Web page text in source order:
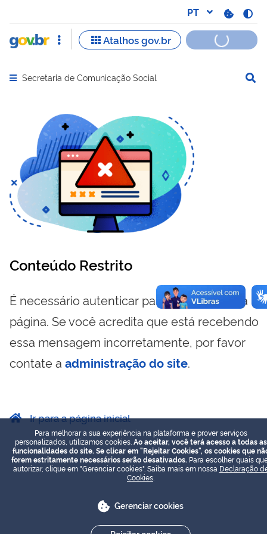
Abrir menu principal de navegação
Secretaria de Comunicação Social
Conteúdo Restrito
É necessário autenticar para visualizar essa
página. Se você acredita que está recebendo
essa mensagem incorretamente, por favor
contate a administração do site.
Ir para a página inicial
Para melhorar a sua experiência na plataforma e prover serviços
personalizados, utilizamos cookies. Ao aceitar, você terá acesso a todas as
funcionalidades do site. Se clicar em "Rejeitar Cookies", os cookies que
forem estritamente necessários serão desativados. Para escolher quais
autorizar, clique em "Gerenciar cookies". Saiba mais em nossa Declaração
Cookies
Gerenciar cookies